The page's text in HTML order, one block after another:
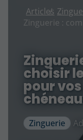
Articles
choisir
pour
Zinguerie